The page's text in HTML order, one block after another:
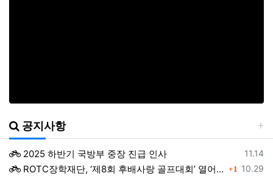
공지사항
등록일
11.14
2025 하반기 국방부 중장 진급 인사 등록일
10.29
ROTC장학재단, ‘제8회 후배사랑 골프대회’ 열어.. 장학기금 3억 7,620만원 조성 댓글
등록일
07.18
25년 하계입영훈련중인 후보생 위문 후기